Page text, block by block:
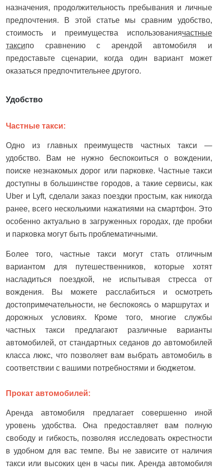
назначения, продолжительность пребывания и личные
предпочтения. В этой статье мы сравним удобство,
стоимость и преимущества использованиячастные
таксипо сравнению с арендой автомобиля и
предоставьте сценарии, когда один вариант может
оказаться предпочтительнее другого.
Удобство
Частные такси:
Одно из главных преимуществ частных такси —
удобство. Вам не нужно беспокоиться о вождении,
поиске незнакомых дорог или парковке. Частные такси
доступны в большинстве городов, а такие сервисы, как
Uber и Lyft, сделали заказ поездки простым, как никогда
ранее, всего несколькими нажатиями на смартфон. Это
особенно актуально в загруженных городах, где пробки
и парковка могут быть проблематичными.
Более того, частные такси могут стать отличным
вариантом для путешественников, которые хотят
насладиться поездкой, не испытывая стресса от
вождения. Вы можете расслабиться и осмотреть
достопримечательности, не беспокоясь о маршрутах и ​​
дорожных условиях. Кроме того, многие службы
частных такси предлагают различные варианты
автомобилей, от стандартных седанов до автомобилей
класса люкс, что позволяет вам выбрать автомобиль в
соответствии с вашими потребностями и бюджетом.
Прокат автомобилей:
Аренда автомобиля предлагает совершенно иной
уровень удобства. Она предоставляет вам полную
свободу и гибкость, позволяя исследовать окрестности
в удобном для вас темпе. Вы не зависите от наличия
такси или высоких цен в часы пик. Аренда автомобиля